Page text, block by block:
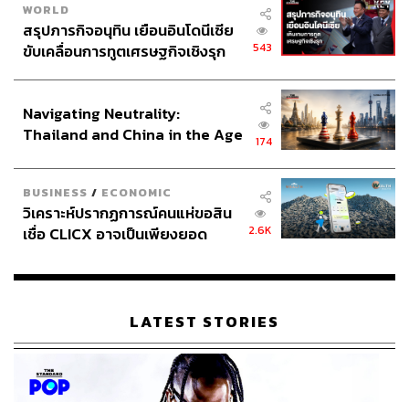
Worth it
เราชอบ Layan Life by Anantara ตรงที่ถึงแม้จะอยู่ในรีสอร์ต
มาก ทั้งเครื่องมือ โปรแกรม และผู้เชี่ยวชาญ อีกทั้งทุกคนไม่
จำเป็นต้องใช้เวลาที่นี่นานๆ ก็ได้ ใครมีเวลาแค่ไหนก็เลือกทำ
แค่นั้น หรือจะแวะมาทำทรีตเมนต์หรือการบำบัดสั้นๆ แล้ว
ออกไปเที่ยวต่อก็ไม่มีปัญหา
WORLD
สรุปภารกิจอนุทิน เยือนอินโดนีเซีย
ขับเคลื่อนการทูตเศรษฐกิจเชิงรุก
543
Navigating Neutrality:
Thailand and China in the Age
174
BUSINESS / ECONOMIC
วิเคราะห์ปรากฏการณ์คนแห่ขอสิน
เชื่อ CLICX อาจเป็นเพียงยอด
เรือนไทยที่ถูกซุกไว้
2.6K
LATEST STORIES